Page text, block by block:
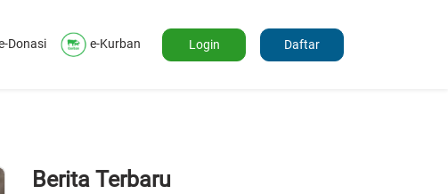
Donasi e-Kurban Login Daftar
Berita Terbaru